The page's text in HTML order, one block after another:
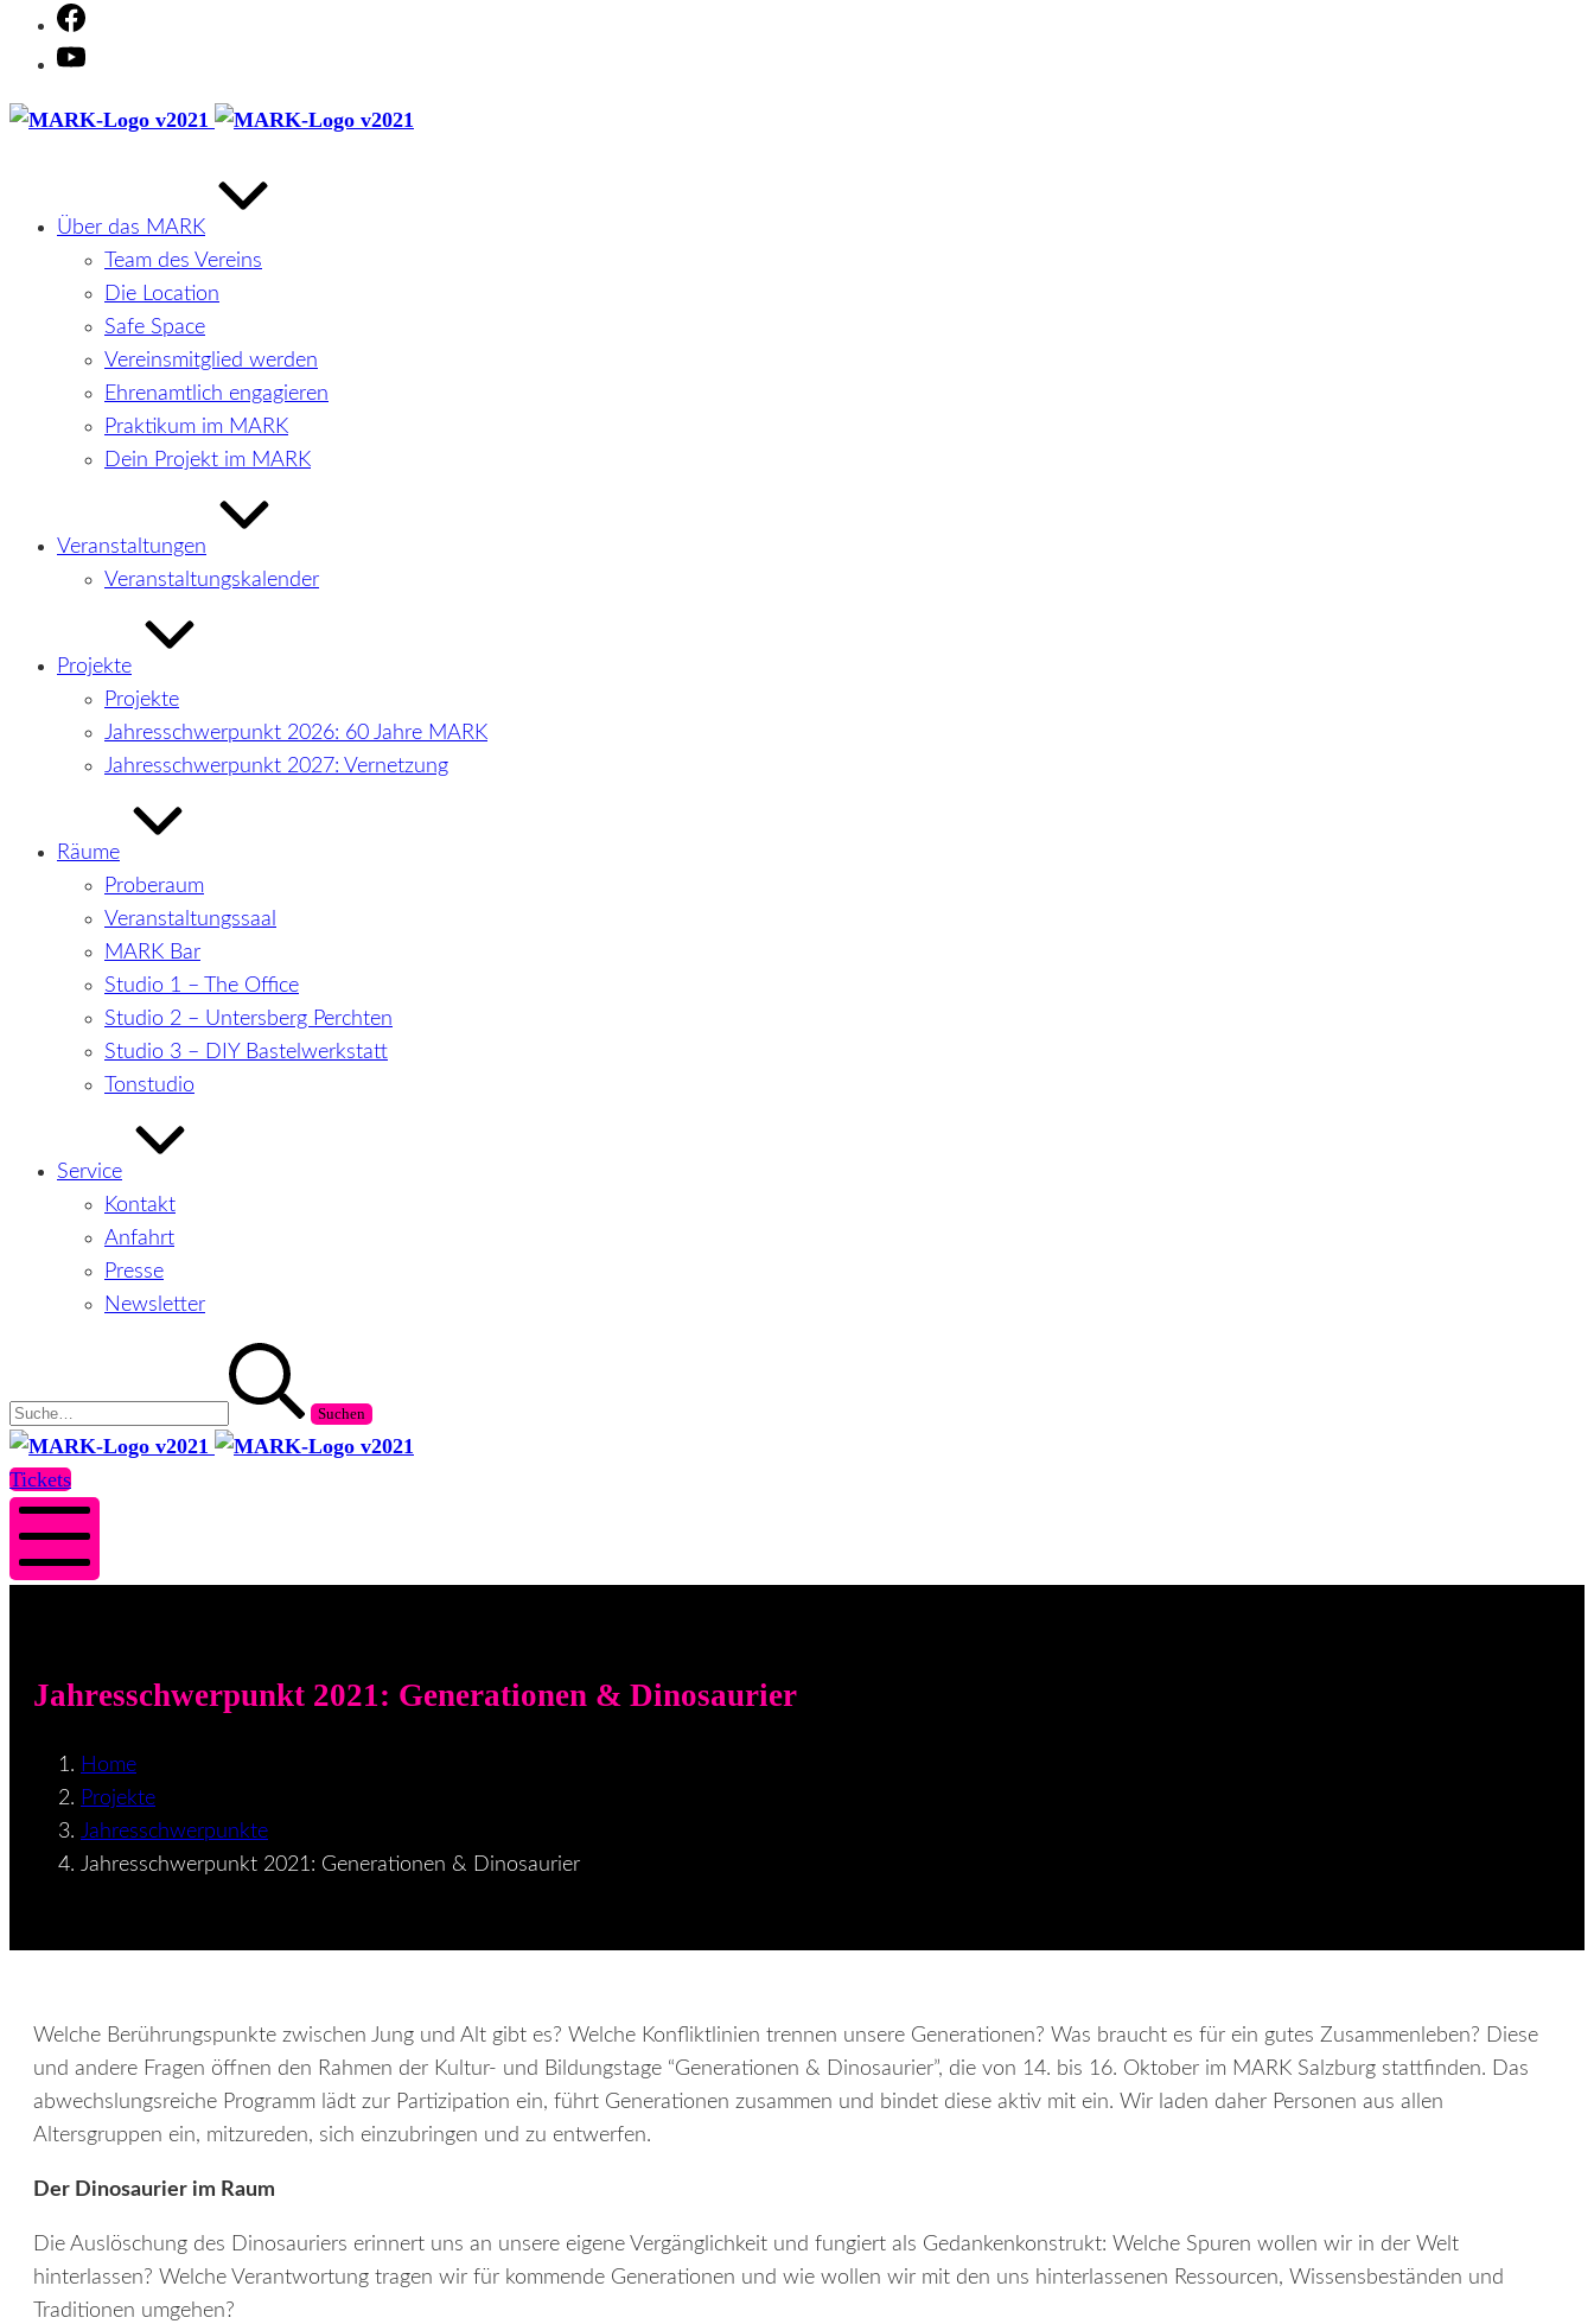
Facebook
Youtube
MARK
Über das MARK
Team des Vereins
Die Location
Safe Space
Vereinsmitglied werden
Ehrenamtlich engagieren
Praktikum im MARK
Dein Projekt im MARK
Veranstaltungen
Veranstaltungskalender
Projekte
Projekte
Jahresschwerpunkt 2026: 60 Jahre MARK
Jahresschwerpunkt 2027: Vernetzung
Räume
Proberaum
Veranstaltungssaal
MARK Bar
Studio 1 – The Office
Studio 2 – Untersberg Perchten
Studio 3 – DIY Bastelwerkstatt
Tonstudio
Service
Kontakt
Anfahrt
Presse
Newsletter
MARK
Tickets
Mobile
Jahresschwerpunkt 2021: Generationen & Dinosaurier
Home
Projekte
Jahresschwerpunkte
Jahresschwerpunkt 2021: Generationen & Dinosaurier
Welche Berührungspunkte zwischen Jung und Alt gibt es? Welche Konfliktlinien trennen unsere Generationen? Was braucht es für ein gutes Zusammenleben? Diese
und andere Fragen öffnen den Rahmen der Kultur- und Bildungstage “Generationen & Dinosaurier”, die von 14. bis 16. Oktober im MARK Salzburg stattfinden. Das
abwechslungsreiche Programm lädt zur Partizipation ein, führt Generationen zusammen und bindet diese aktiv mit ein. Wir laden daher Personen aus allen
Altersgruppen ein, mitzureden, sich einzubringen und zu entwerfen.
Der Dinosaurier im Raum
Die Auslöschung des Dinosauriers erinnert uns an unsere eigene Vergänglichkeit und fungiert als Gedankenkonstrukt: Welche Spuren wollen wir in der Welt
hinterlassen? Welche Verantwortung tragen wir für kommende Generationen und wie wollen wir mit den uns hinterlassenen Ressourcen, Wissensbeständen und
Traditionen umgehen?